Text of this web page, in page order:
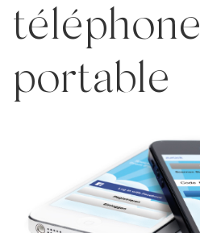
téléphone
portable